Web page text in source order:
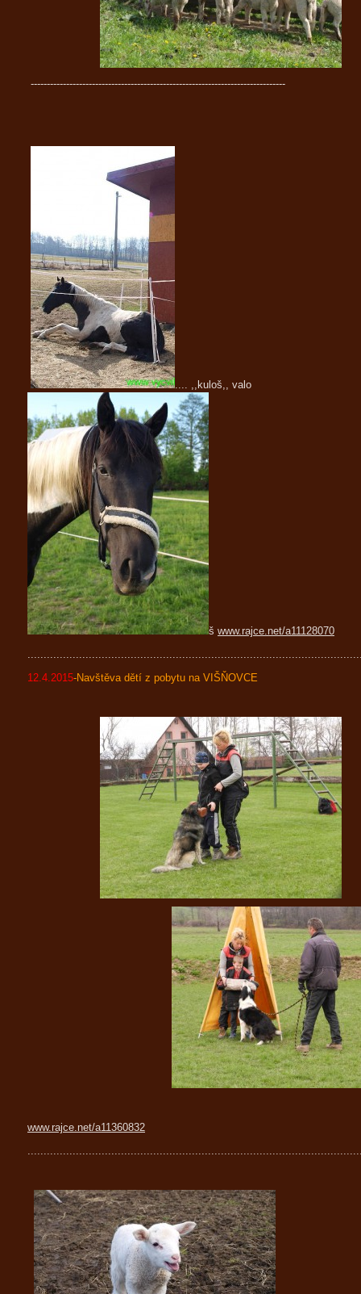
-------------------------------------------------------------------------------
.... ,,kuloš,, valo
š www.rajce.net/a11128070
12.4.2015-Navštěva dětí z pobytu na VIŠŇOVCE
www.rajce.net/a11360832